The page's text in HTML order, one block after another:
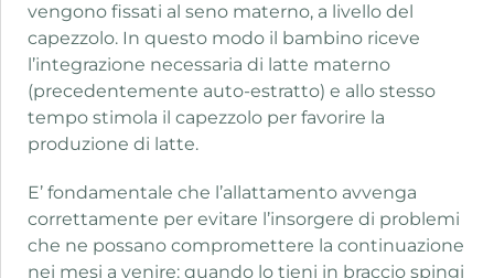
vengono fissati al seno materno, a livello del
capezzolo. In questo modo il bambino riceve
l’integrazione necessaria di latte materno
(precedentemente auto-estratto) e allo stesso
tempo stimola il capezzolo per favorire la
produzione di latte.
E’ fondamentale che l’allattamento avvenga
correttamente per evitare l’insorgere di problemi
che ne possano compromettere la continuazione
nei mesi a venire: quando lo tieni in braccio spingi